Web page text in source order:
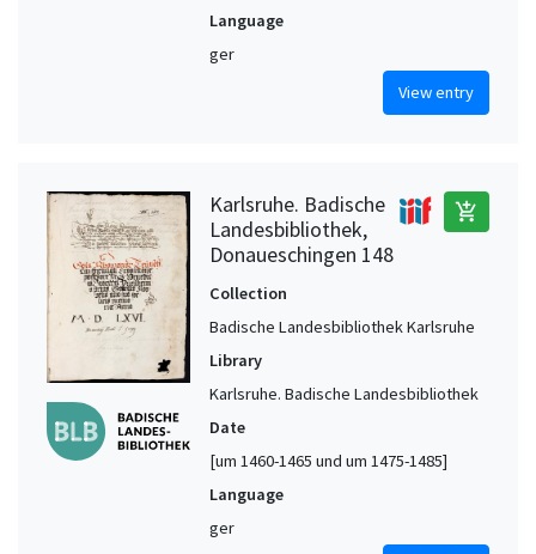
Language
ger
View entry
Karlsruhe. Badische
Landesbibliothek,
Donaueschingen 148
add_shopping_cart
Collection
Badische Landesbibliothek Karlsruhe
Library
Karlsruhe. Badische Landesbibliothek
Date
[um 1460-1465 und um 1475-1485]
Language
ger